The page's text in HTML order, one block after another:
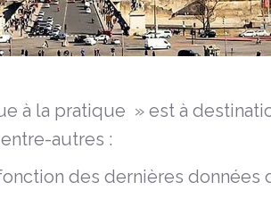
à la pratique » est à
autres :
des dernières données